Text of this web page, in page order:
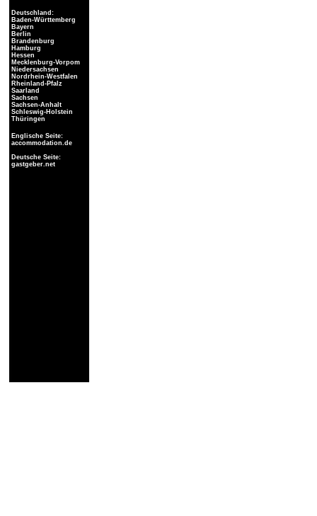
Deutschland:
Baden-Württemberg
Bayern
Berlin
Brandenburg
Hamburg
Hessen
Mecklenburg-Vorpom
Niedersachsen
Nordrhein-Westfalen
Rheinland-Pfalz
Saarland
Sachsen
Sachsen-Anhalt
Schleswig-Holstein
Thüringen
Englische Seite:
accommodation.de
Deutsche Seite:
gastgeber.net